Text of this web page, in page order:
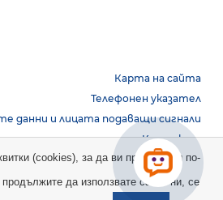
Карта на сайта
Телефонен указател
данни и лицата подаващи сигнали
Контакти
НБУ. Всички права запазени.
(cookies), за да ви предостави по-
да използвате сайта ни, се